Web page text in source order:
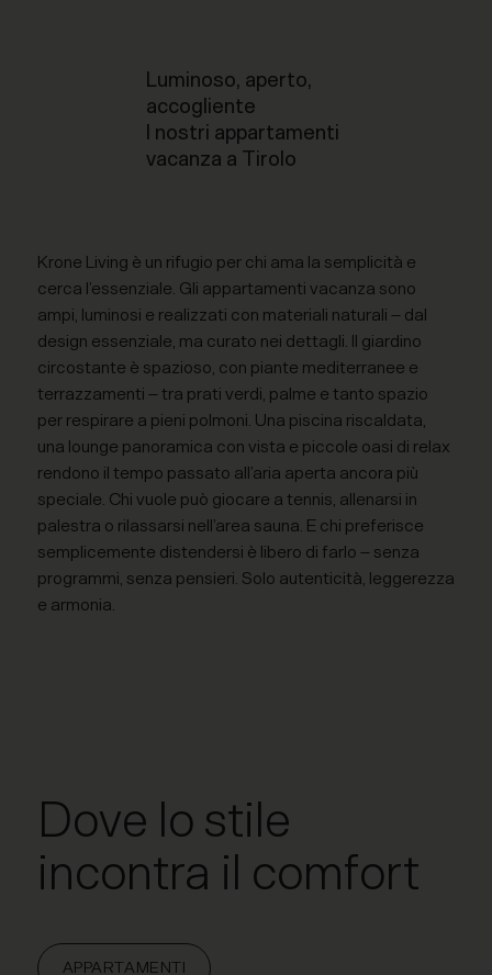
Luminoso, aperto,
accogliente
I nostri appartamenti
vacanza a Tirolo
Krone Living è un rifugio per chi ama la semplicità e
cerca l’essenziale. Gli appartamenti vacanza sono
ampi, luminosi e realizzati con materiali naturali – dal
design essenziale, ma curato nei dettagli. Il giardino
circostante è spazioso, con piante mediterranee e
terrazzamenti – tra prati verdi, palme e tanto spazio
per respirare a pieni polmoni. Una piscina riscaldata,
una lounge panoramica con vista e piccole oasi di relax
rendono il tempo passato all’aria aperta ancora più
speciale. Chi vuole può giocare a tennis, allenarsi in
palestra o rilassarsi nell’area sauna. E chi preferisce
semplicemente distendersi è libero di farlo – senza
programmi, senza pensieri. Solo autenticità, leggerezza
e armonia.
Dove lo stile
incontra il comfort
APPARTAMENTI